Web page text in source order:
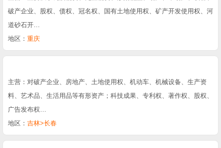
破产企业、股权、债权、冠名权、国有土地使用权、矿产开发使用权、河
道砂石开…
地区： 重庆
主营：对破产企业、房地产、土地使用权、机动车、机械设备、生产资
料、艺术品、生活用品等有形资产；科技成果、专利权、著作权、股权、
广告发布权…
地区： 吉林>长春